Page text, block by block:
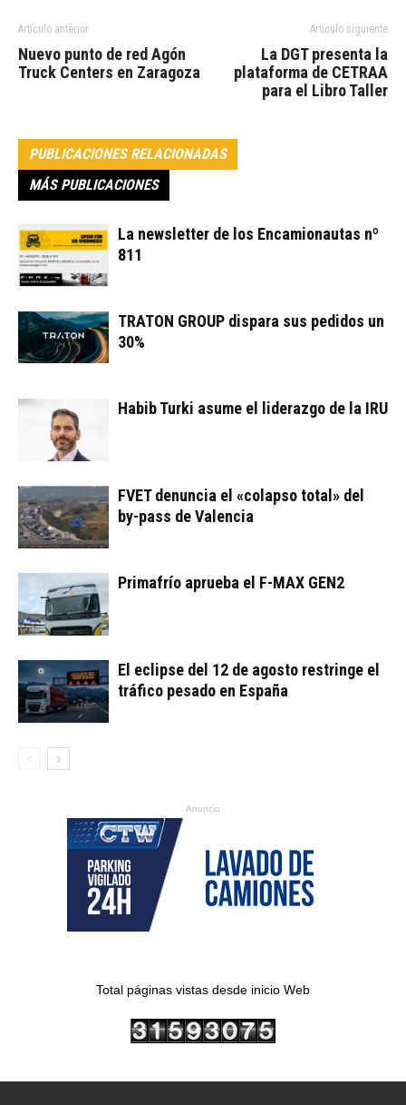
Artículo anterior
Nuevo punto de red Agón
Truck Centers en Zaragoza
Artículo siguiente
La DGT presenta la
plataforma de CETRAA
para el Libro Taller
PUBLICACIONES RELACIONADAS
MÁS PUBLICACIONES
La newsletter de los Encamionautas nº
811
TRATON GROUP dispara sus pedidos un
30%
Habib Turki asume el liderazgo de la IRU
FVET denuncia el «colapso total» del
by-pass de Valencia
Primafrío aprueba el F-MAX GEN2
El eclipse del 12 de agosto restringe el
tráfico pesado en España
Anuncio
Total páginas vistas desde inicio Web